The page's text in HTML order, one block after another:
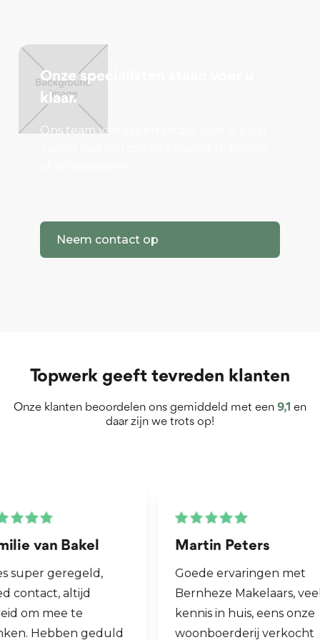
Onze specialisten staan voor u
klaar.
Ons team van experts staat voor u klaar.
Neem contact op
Topwerk geeft tevreden klanten
Onze klanten beoordelen ons gemiddeld met een 9,1 en
daar zijn we trots op!
Martin Peters
Goede ervaringen met
Bernheze Makelaars, veel
kennis in huis, eens onze
woonboerderij verkocht
Henk van
Fijne makelaar.
al mijn 2e
hen laten
ook een woning